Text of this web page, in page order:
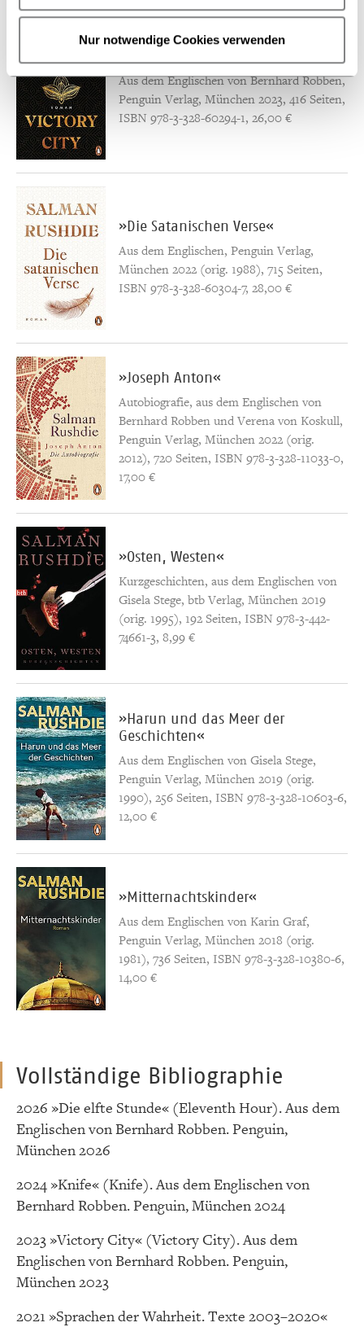
Nur notwendige Cookies verwenden
Aus dem Englischen von Bernhard Robben,
Penguin Verlag, München 2023, 416 Seiten,
ISBN 978-3-328-60294-1, 26,00 €
»Die Satanischen Verse«
Aus dem Englischen, Penguin Verlag,
München 2022 (orig. 1988), 715 Seiten,
ISBN 978-3-328-60304-7, 28,00 €
»Joseph Anton«
Autobiografie, aus dem Englischen von
Bernhard Robben und Verena von Koskull,
Penguin Verlag, München 2022 (orig.
2012), 720 Seiten, ISBN 978-3-328-11033-0,
17,00 €
»Osten, Westen«
Kurzgeschichten, aus dem Englischen von
Gisela Stege, btb Verlag, München 2019
(orig. 1995), 192 Seiten, ISBN 978-3-442-
74661-3, 8,99 €
»Harun und das Meer der
Geschichten«
Aus dem Englischen von Gisela Stege,
Penguin Verlag, München 2019 (orig.
1990), 256 Seiten, ISBN 978-3-328-10603-6,
12,00 €
»Mitternachtskinder«
Aus dem Englischen von Karin Graf,
Penguin Verlag, München 2018 (orig.
1981), 736 Seiten, ISBN 978-3-328-10380-6,
14,00 €
Vollständige Bibliographie
2026 »Die elfte Stunde« (Eleventh Hour). Aus dem
Englischen von Bernhard Robben. Penguin,
München 2026
2024 »Knife« (Knife). Aus dem Englischen von
Bernhard Robben. Penguin, München 2024
2023 »Victory City« (Victory City). Aus dem
Englischen von Bernhard Robben. Penguin,
München 2023
2021 »Sprachen der Wahrheit. Texte 2003–2020«